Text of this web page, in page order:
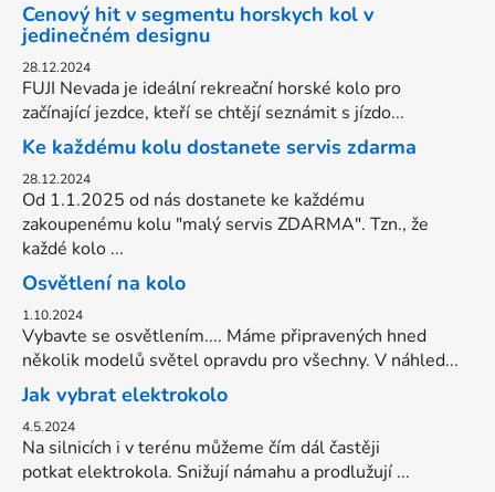
Cenový hit v segmentu horskych kol v
jedinečném designu
28.12.2024
FUJI Nevada je ideální rekreační horské kolo pro
začínající jezdce, kteří se chtějí seznámit s jízdo...
Ke každému kolu dostanete servis zdarma
28.12.2024
Od 1.1.2025 od nás dostanete ke každému
zakoupenému kolu "malý servis ZDARMA". Tzn., že
každé kolo ...
Osvětlení na kolo
1.10.2024
Vybavte se osvětlením.... Máme připravených hned
několik modelů světel opravdu pro všechny. V náhled...
Jak vybrat elektrokolo
4.5.2024
Na silnicích i v terénu můžeme čím dál častěji
potkat elektrokola. Snižují námahu a prodlužují ...